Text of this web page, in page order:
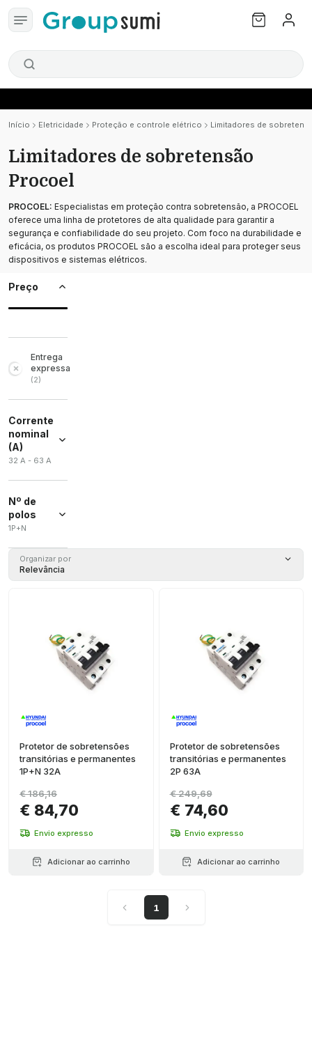
Início Eletricidade Proteção e controle elétrico Limitadores de
Limitadores de sobretensão
Procoel
PROCOEL: Especialistas em proteção contra sobretensão, a PROCOEL
oferece uma linha de protetores de alta qualidade para garantir a
segurança e confiabilidade do seu projeto. Com foco na durabilidade e
eficácia, os produtos PROCOEL são a escolha ideal para proteger seus
dispositivos e sistemas elétricos.
Preço
Entrega
expressa
(2)
Corrente
nominal
(A)
32 A - 63 A
Nº de
polos
1P+N
Organizar por
Relevância
Protetor de sobretensões
transitórias e permanentes
1P+N 32A
€ 84,70
€ 186,16
Envio expresso
Adicionar ao carrinho
Protetor de sobretensões
transitórias e permanentes
2P 63A
€ 74,60
€ 249,69
Envio expresso
Adicionar ao carrinho
1